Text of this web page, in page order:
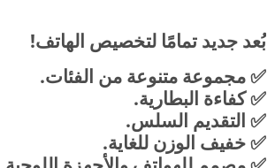
بُعد جديد تمامًا لتخصيص الهاتف!
✅ مجموعة متنوعة من الفئات.
✅ كفاءة البطارية.
✅ التقديم السلس.
✅ خفيف الوزن للغاية.